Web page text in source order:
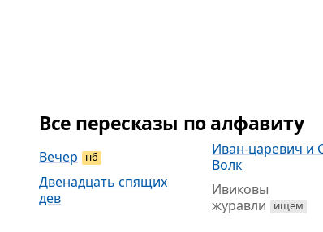
Все пересказы по алфавиту
Вечер нб
Двенадцать спящих
дев
Иван-царевич и
Волк
Ивиковы
журавли
ищем